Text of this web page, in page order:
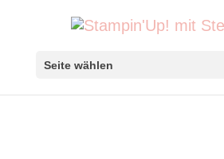
Seite wählen